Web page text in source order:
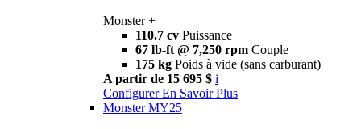
Monster +
110.7 cv Puissance
67 lb-ft @ 7,250 rpm Couple
175 kg Poids à vide (sans carburant)
A partir de 15 695 $ i
Configurer En Savoir Plus
Monster MY25